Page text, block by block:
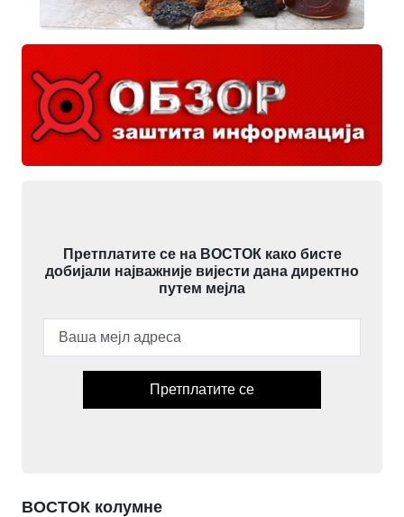
Претплатите се на ВОСТОК како бисте
добијали најважније вијести дана директно
путем мејла
Претплатите се
ВОСТОК колумне